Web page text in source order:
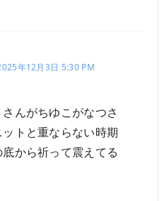
年12月3日 5:30 PM
んがちゆこがなつさ
トと重ならない時期
から祈って震えてる